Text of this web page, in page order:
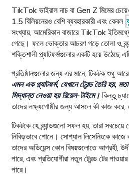
TikTok ভাইরাল নাচ বা Gen Z মিমের
1.5 বিলিয়নেরও বেশি ব্যবহারকারী এবং কেবল
সংখ্যায়, আমেরিকান বাজারে TikTok
গেছে। ফলে ভোক্তার আচরণ গড়ে তোলা ও
শক্তিশালী প্ল্যাটফর্মগুলোর একটি হয়ে উঠেছে
প্রতিষ্ঠানগুলোর জন্য এর মানে, টিকটক শুধু
এমন এক প্ল্যাটফর্ম, যেখানে ট্রেন্ড তৈরি হয়,
সিদ্ধান্ত নেওয়া হয় রিয়েল-টাইমে। কিন্তু
তাদের লক্ষ্যগোষ্ঠীর জন্য আসলে কী কাজ করে,
টিকটকে যে ব্র্যান্ডগুলো সফল হয়, তারা
নিবিড়ভাবে শোনে। সোশ্যাল লিসেনিংকে কাজে
তাদের অডিয়েন্স কোন বিষয়গুলোতে আগ্রহী,
পারে, এবং প্রতিযোগীরা নতুন ট্রেন্ড টের
পারে।